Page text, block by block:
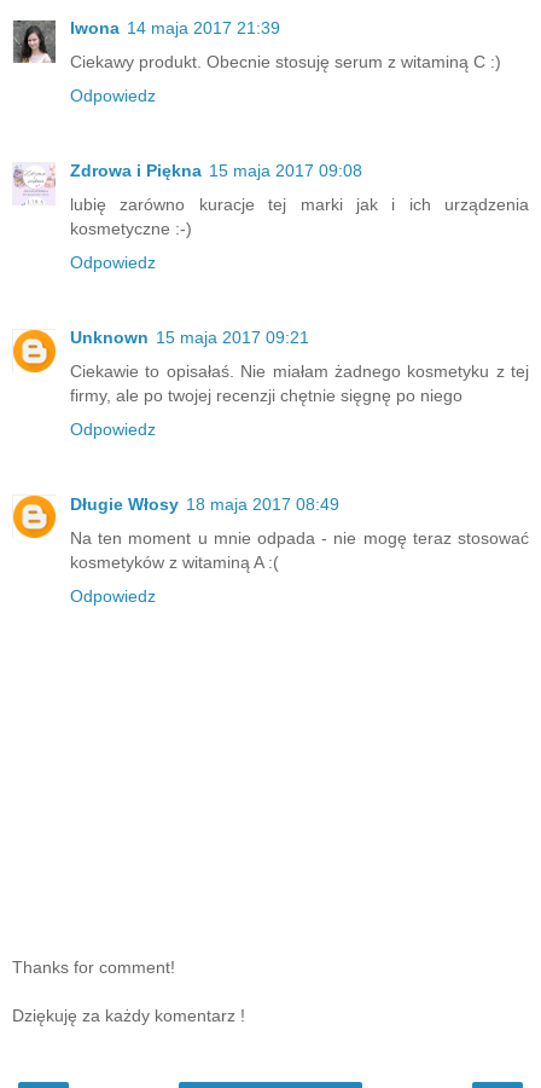
Iwona 14 maja 2017 21:39
Ciekawy produkt. Obecnie stosuję serum z witaminą C :)
Odpowiedz
Zdrowa i Piękna 15 maja 2017 09:08
lubię zarówno kuracje tej marki jak i ich urządzenia
kosmetyczne :-)
Odpowiedz
Unknown 15 maja 2017 09:21
Ciekawie to opisałaś. Nie miałam żadnego kosmetyku z tej
firmy, ale po twojej recenzji chętnie sięgnę po niego
Odpowiedz
Długie Włosy 18 maja 2017 08:49
Na ten moment u mnie odpada - nie mogę teraz stosować
kosmetyków z witaminą A :(
Odpowiedz
Thanks for comment!
Dziękuję za każdy komentarz !